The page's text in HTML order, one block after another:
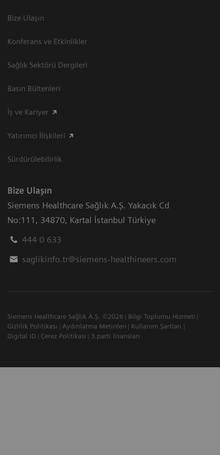
Bize Ulaşın
Konferans ve Etkinlikler
Sağlık Sektörü Dergileri
Basın Bültenleri
İş ve Kariyer
Yatırımcı İlişkileri
Sürdürülebilirlik
Bize Ulaşın
Siemens Healthcare Sağlık A.Ş. Yakacık Cd
No:111 , 34870, Kartal İstanbul Türkiye
444 0 633
saglikinfo.tr@siemens-healthineers.com
Siemens Healthcare Sağlık A.Ş. ©2026
Bilgi Toplumu Hizmeti
Gizlilik Politikası
Aydınlatma Metinleri
Kullanım Şartları
Digital ID
Çerez Politikası 3.parti lisansları